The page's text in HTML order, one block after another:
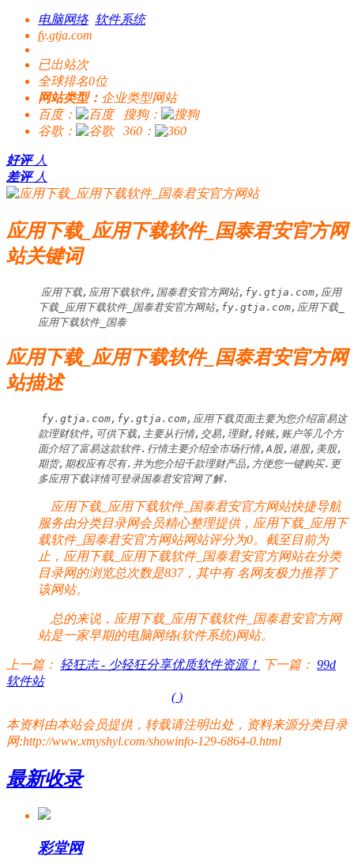
电脑网络 软件系统
fy.gtja.com
已出站次
全球排名0位
网站类型： 企业类型网站
百度：
搜狗：
谷歌：
360：
好评 人
差评 人
应用下载_应用下载软件_国泰君安官方网
站关键词
应用下载,应用下载软件,国泰君安官方网站,fy.gtja.com,应用
下载_应用下载软件_国泰君安官方网站,fy.gtja.com,应用下载_
应用下载软件_国泰
应用下载_应用下载软件_国泰君安官方网
站描述
fy.gtja.com,fy.gtja.com,应用下载页面主要为您介绍富易这
款理财软件,可供下载,主要从行情,交易,理财,转账,账户等几个方
面介绍了富易这款软件.行情主要介绍全市场行情,A股,港股,美股,
期货,期权应有尽有.并为您介绍千款理财产品,方便您一键购买.更
多应用下载详情可登录国泰君安官网了解.
应用下载_应用下载软件_国泰君安官方网站快捷导航
服务由分类目录网会员精心整理提供，应用下载_应用下
载软件_国泰君安官方网站网站评分为0。截至目前为
止，应用下载_应用下载软件_国泰君安官方网站在分类
目录网的浏览总次数是837，其中有名网友极力推荐了
该网站。
总的来说，应用下载_应用下载软件_国泰君安官方网
站是一家早期的电脑网络(软件系统)网站。
上一篇： 轻狂志 - 少轻狂分享优质软件资源！ 下一篇： 99d
软件站
( )
本资料由本站会员提供，转载请注明出处，资料来源分类目录
网:http://www.xmyshyl.com/showinfo-129-6864-0.html
最新收录
彩堂网